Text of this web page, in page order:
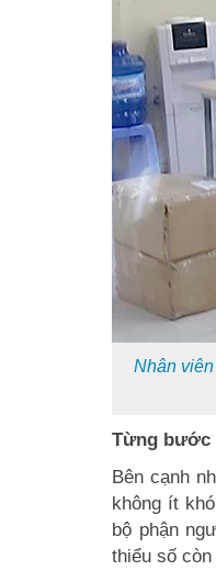
Nhân
Từng bước
Bên cạnh
không ít
bộ phận
thiểu số còn